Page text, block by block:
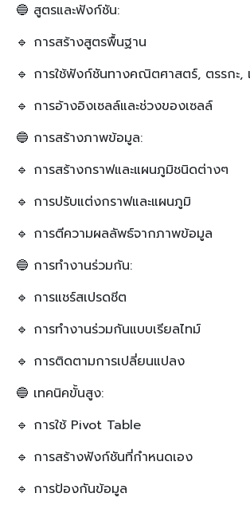
🔵 สูตรและฟังก์ชัน:
🔹 การสร้างสูตรพื้นฐาน
🔹 การใช้ฟังก์ชันทางคณิตศาสตร์, ตรรกะ,
🔹 การอ้างอิงเซลล์และช่วงของเซลล์
🔵 การสร้างภาพข้อมูล:
🔹 การสร้างกราฟและแผนภูมิชนิดต่างๆ
🔹 การปรับแต่งกราฟและแผนภูมิ
🔹 การตีความผลลัพธ์จากภาพข้อมูล
🔵 การทำงานร่วมกัน:
🔹 การแชร์สเปรดชีต
🔹 การทำงานร่วมกันแบบเรียลไทม์
🔹 การติดตามการเปลี่ยนแปลง
🔵 เทคนิคขั้นสูง:
🔹 การใช้ Pivot Table
🔹 การสร้างฟังก์ชันที่กำหนดเอง
🔹 การป้องกันข้อมูล